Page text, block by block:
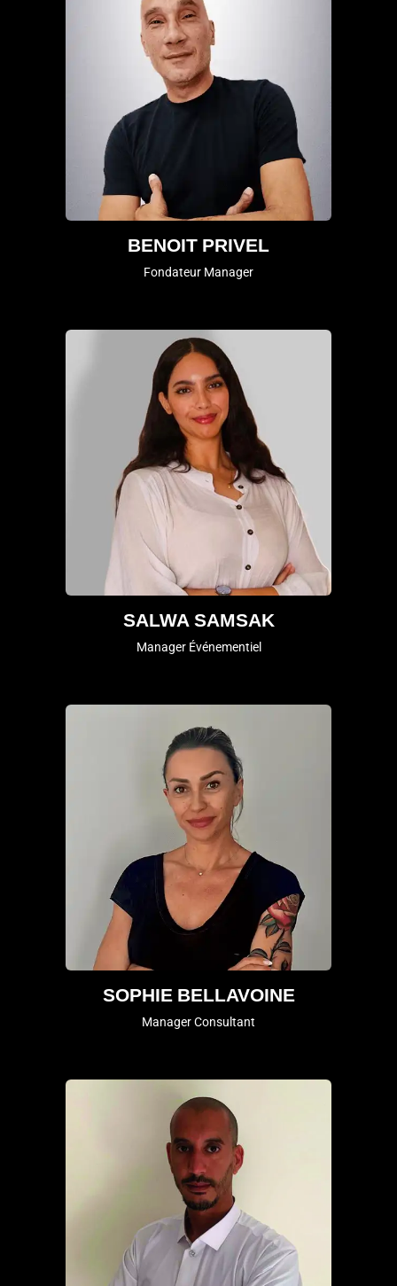
BENOIT PRIVEL
Fondateur Manager
SALWA SAMSAK
Manager Événementiel
SOPHIE BELLAVOINE
Manager Consultant